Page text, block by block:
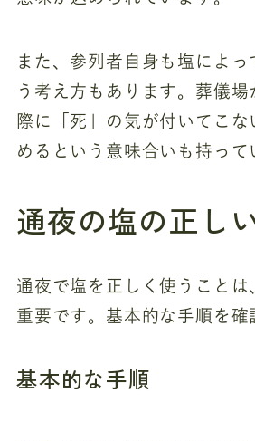
また、参列者自身も塩によっ
う考え方もあります。葬儀場
際に「死」の気が付いてこな
めるという意味合いも持って
通夜の塩の正し
通夜で塩を正しく使うことは
重要です。基本的な手順を確
基本的な手順